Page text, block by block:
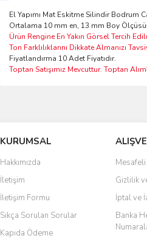
El Yapımı Mat Eskitme Silindir Bodrum
Ortalama 10 mm en, 13 mm Boy
Ürün Rengine En Yakın Görsel Tercih
Ton Farklılıklarını Dikkate Almanızı
Fiyatlandırma 10 Adet Fiyatıdır.
Toptan Satışımız Mevcuttur. Toptan
Ürün resmi kalitesiz, bozuk veya
Ürün açıklamasında eksik
Ürün bilgilerinde hatalar
Ürün fiyatı diğer sitelerden daha
Bu ürüne benzer farklı alternatifler
KURUMSAL
Hakkımızda
İletişim
İletişim Formu
Sıkça Sorulan Sorular
Kapıda Ödeme
Mesafeli
Gizlilik
İptal ve
Banka